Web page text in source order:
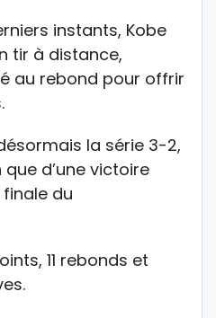
instants, Kobe
tir à distance,
au rebond pour offrir
la série 3-2,
d’une victoire
du
11 rebonds et